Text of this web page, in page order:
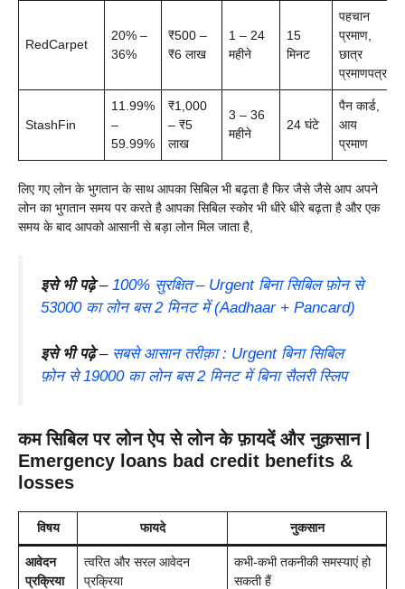
RedCarpet
20% –
36%
₹500 –
₹6 लाख
1 – 24
महीने
15
मिनट
पहचान
प्रमाण,
छात्र
प्रमाणपत्र
StashFin
11.99%
–
59.99%
₹1,000
– ₹5
लाख
3 – 36
महीने
24 घंटे
पैन कार्ड,
आय
प्रमाण
लिए गए लोन के भुगतान के साथ आपका सिबिल भी बढ़ता है फिर जैसे जैसे आप अपने
लोन का भुगतान समय पर करते है आपका सिबिल स्कोर भी धीरे धीरे बढ़ता है और एक
समय के बाद आपको आसानी से बड़ा लोन मिल जाता है,
इसे भी पढ़े– 100% सुरक्षित – Urgent बिना सिबिल फ़ोन से
53000 का लोन बस 2 मिनट में (Aadhaar + Pancard)
इसे भी पढ़े– सबसे आसान तरीक़ा : Urgent बिना सिबिल
फ़ोन से 19000 का लोन बस 2 मिनट में बिना सैलरी स्लिप
कम सिबिल पर लोन ऐप से लोन के फ़ायदें और नुक़सान |
Emergency loans bad credit benefits &
losses
विषय फायदे नुकसान
आवेदन
प्रक्रिया
त्वरित और सरल आवेदन
प्रक्रिया
कभी-कभी तकनीकी समस्याएं हो
सकती हैं